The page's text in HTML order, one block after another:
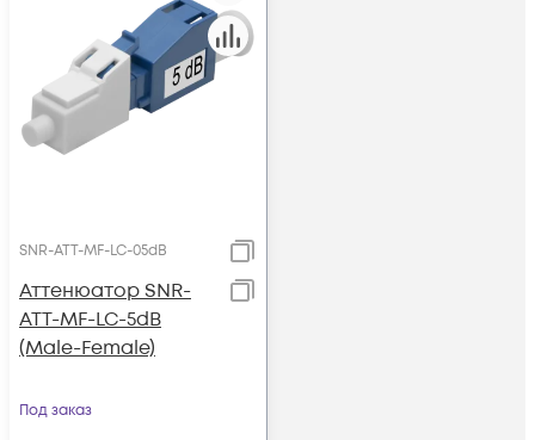
SNR-ATT-MF-LC-05dB
Аттенюатор SNR-
ATT-MF-LC-5dB
(Male-Female)
Под заказ